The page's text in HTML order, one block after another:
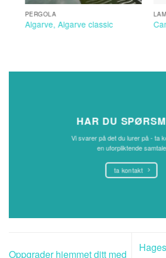
LAMELTAK PERGOLA
Camargue Lapure
HAR DU
Vi svarer på det du lurer på - ta
en uforpliktende samtale
ta kontakt
Oppgrader hjemmet ditt med